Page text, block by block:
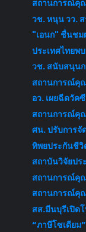
สถานการณ์คุ
วช. หนุน วว.
"เอนก" ชื่นชม
ประเทศไทยพ
วช. สนับสนุนก
สถานการณ์คุ
อว. เผยฉีดวั
สถานการณ์คุ
ศน. ปรับการ
ทิพยประกันชีวิ
สถาบันวิจัยปร
สถานการณ์คุ
สถานการณ์คุ
สส.มีนบุรีเปิด
“ภาษีโซเดียม